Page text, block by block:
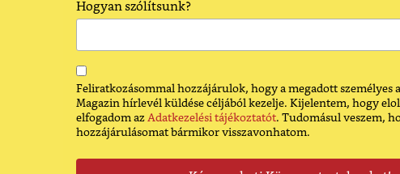
Hogyan szólítsunk?
Feliratkozásommal hozzájárulok, hogy a megadott személyes
Magazin hírlevél küldése céljából kezelje. Kijelentem, hogy
elfogadom az Adatkezelési tájékoztatót. Tudomásul veszem,
hozzájárulásomat bármikor visszavonhatom.